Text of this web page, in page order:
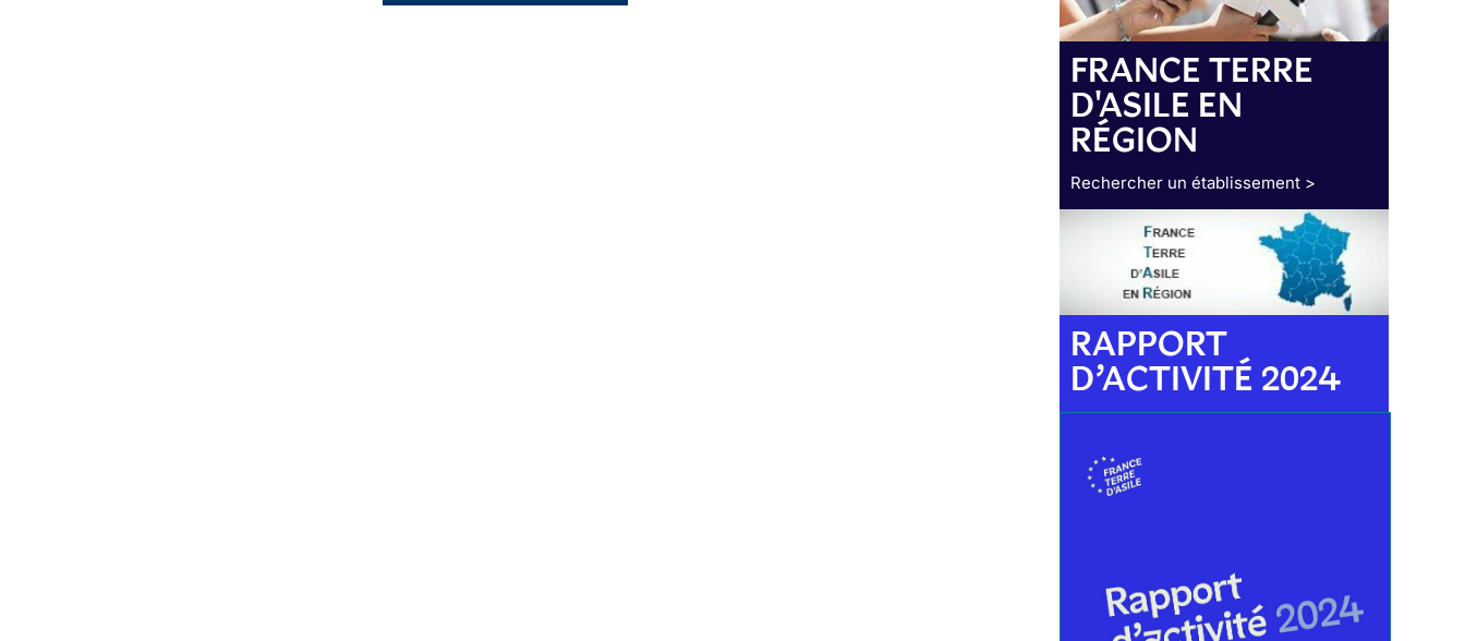
FRANCE TERRE
D'ASILE EN
RÉGION
Rechercher un établissement >
RAPPORT
D’ACTIVITÉ 2024